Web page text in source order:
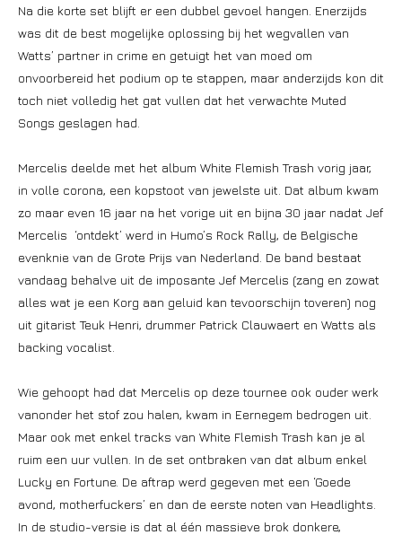
Na die korte set blijft er een dubbel gevoel hangen. Enerzijds
was dit de best mogelijke oplossing bij het wegvallen van
Watts’ partner in crime en getuigt het van moed om
onvoorbereid het podium op te stappen, maar anderzijds kon dit
toch niet volledig het gat vullen dat het verwachte Muted
Songs geslagen had.
Mercelis deelde met het album White Flemish Trash vorig jaar,
in volle corona, een kopstoot van jewelste uit. Dat album kwam
zo maar even 16 jaar na het vorige uit en bijna 30 jaar nadat Jef
Mercelis ‘ontdekt’ werd in Humo’s Rock Rally, de Belgische
evenknie van de Grote Prijs van Nederland. De band bestaat
vandaag behalve uit de imposante Jef Mercelis (zang en zowat
alles wat je een Korg aan geluid kan tevoorschijn toveren) nog
uit gitarist Teuk Henri, drummer Patrick Clauwaert en Watts als
backing vocalist.
Wie gehoopt had dat Mercelis op deze tournee ook ouder werk
vanonder het stof zou halen, kwam in Eernegem bedrogen uit.
Maar ook met enkel tracks van White Flemish Trash kan je al
ruim een uur vullen. In de set ontbraken van dat album enkel
Lucky en Fortune. De aftrap werd gegeven met een ‘Goede
avond, motherfuckers’ en dan de eerste noten van Headlights.
In de studio-versie is dat al één massieve brok donkere,